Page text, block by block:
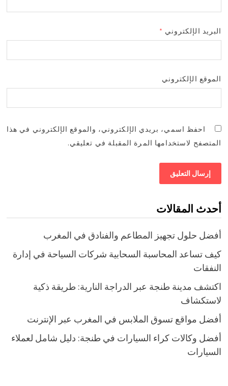
البريد الإلكتروني *
الموقع الإلكتروني
احفظ اسمي، بريدي الإلكتروني، والموقع الإلكتروني في هذا
المتصفح لاستخدامها المرة المقبلة في تعليقي.
أحدث المقالات
أفضل حلول تجهيز المطاعم والفنادق في المغرب
كيف تساعد المحاسبة السحابية شركات السياحة في إدارة
النفقات
اكتشف مدينة طنجة عبر الدراجة النارية: طريقة ذكية
لاستكشاف
أفضل مواقع تسوق الملابس في المغرب عبر الإنترنت
أفضل وكالات كراء السيارات في طنجة: دليل شامل لعملاء
السيارات